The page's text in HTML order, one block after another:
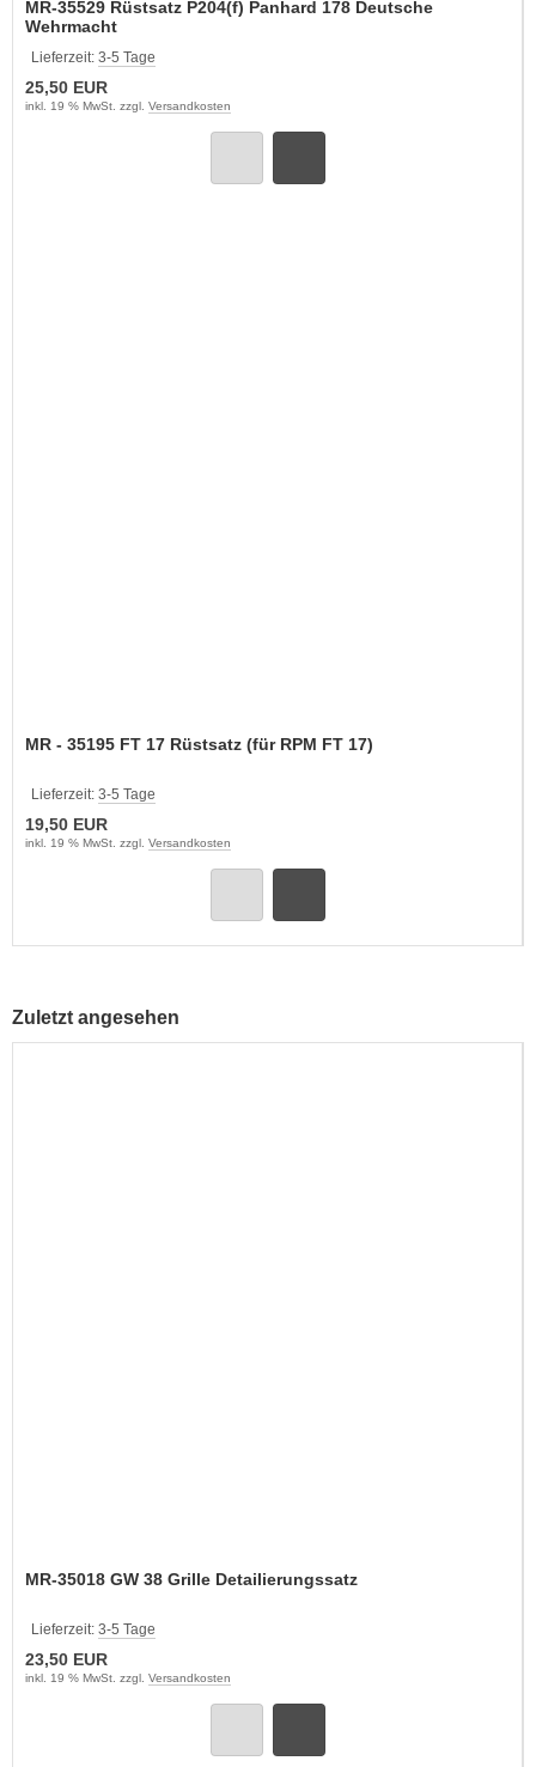
MR-35529 Rüstsatz P204(f) Panhard 178 Deutsche
Wehrmacht
Lieferzeit: 3-5 Tage
25,50 EUR
inkl. 19 % MwSt. zzgl. Versandkosten
MR - 35195 FT 17 Rüstsatz (für RPM FT 17)
Lieferzeit: 3-5 Tage
19,50 EUR
inkl. 19 % MwSt. zzgl. Versandkosten
Zuletzt angesehen
MR-35018 GW 38 Grille Detailierungssatz
Lieferzeit: 3-5 Tage
23,50 EUR
inkl. 19 % MwSt. zzgl. Versandkosten